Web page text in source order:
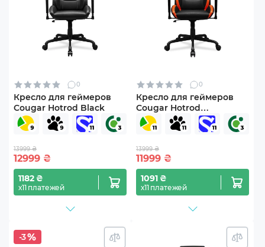
0
Кресло для геймеров
Cougar Hotrod Black
13999 ₴
12999 ₴
1182 ₴
х11 платежей
0
Кресло для геймеров
Cougar Hotrod
Black/Orange
13999 ₴
11999 ₴
1091 ₴
х11 платежей
-3